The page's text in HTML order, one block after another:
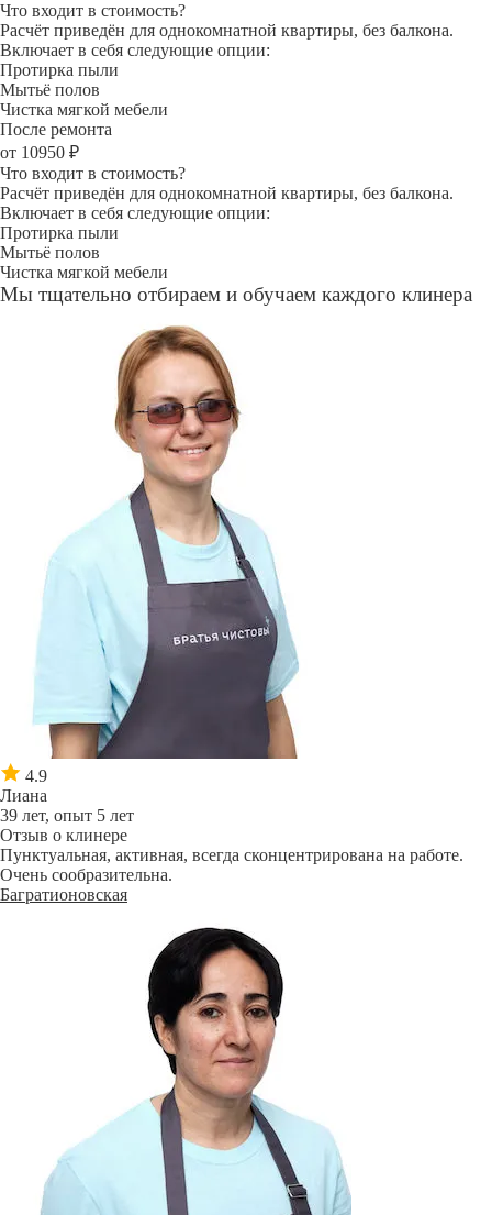
Что входит в стоимость?
Расчёт приведён для однокомнатной квартиры, без балкона.
Включает в себя следующие опции:
Протирка пыли
Мытьё полов
Чистка мягкой мебели
После ремонта
от 10950 ₽
Что входит в стоимость?
Расчёт приведён для однокомнатной квартиры, без балкона.
Включает в себя следующие опции:
Протирка пыли
Мытьё полов
Чистка мягкой мебели
Мы тщательно отбираем и обучаем каждого клинера
4.9
Лиана
39 лет, опыт 5 лет
Отзыв о клинере
Пунктуальная, активная, всегда сконцентрирована на работе.
Очень сообразительна.
Багратионовская